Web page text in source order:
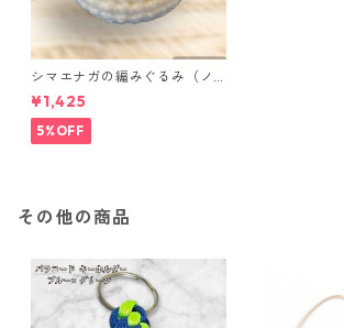
シマエナガの編みぐるみ（ノ
ーマル）
¥1,425
5%OFF
その他の商品